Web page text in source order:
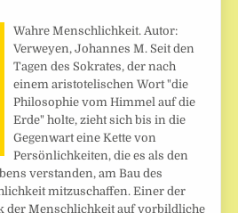
Wahre Menschlichkeit. Autor:
Verweyen, Johannes M. Seit den
Tagen des Sokrates, der nach
einem aristotelischen Wort "die
Philosophie vom Himmel auf die
Erde" holte, zieht sich bis in die
Gegenwart eine Kette von
Persönlichkeiten, die es als den
verstanden, am Bau des
mitzuschaffen. Einer der
der Menschlichkeit auf vorbildliche